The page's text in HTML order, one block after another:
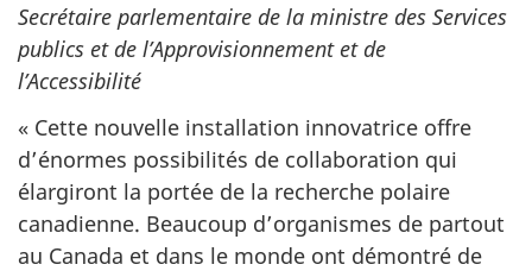
Secrétaire parlementaire de la ministre des Services
publics et de l’Approvisionnement et de
l’Accessibilité
« Cette nouvelle installation innovatrice offre
d’énormes possibilités de collaboration qui
élargiront la portée de la recherche polaire
canadienne. Beaucoup d’organismes de partout
au Canada et dans le monde ont démontré de